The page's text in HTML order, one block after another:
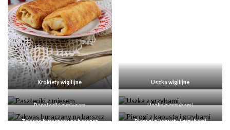
Krokiety wigilijne Uszka wigilijne
Paszteciki z mięsem Uszka z grzybami
Zakwas buraczany na barszcz Pierogi z kapustą i grzybami